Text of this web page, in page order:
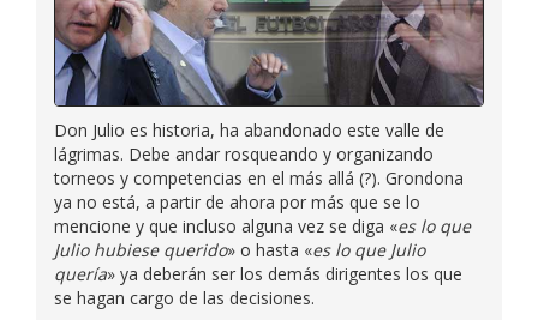
Don Julio es historia, ha abandonado este valle de
lágrimas. Debe andar rosqueando y organizando
torneos y competencias en el más allá (?). Grondona
ya no está, a partir de ahora por más que se lo
mencione y que incluso alguna vez se diga «es lo que
Julio hubiese querido» o hasta «es lo que Julio
quería» ya deberán ser los demás dirigentes los que
se hagan cargo de las decisiones.